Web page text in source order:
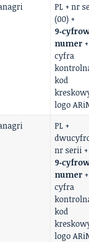
PL + nr
(00) +
numer +
cyfra
kod
logo
PL +
nr serii +
numer +
cyfra
kod
logo